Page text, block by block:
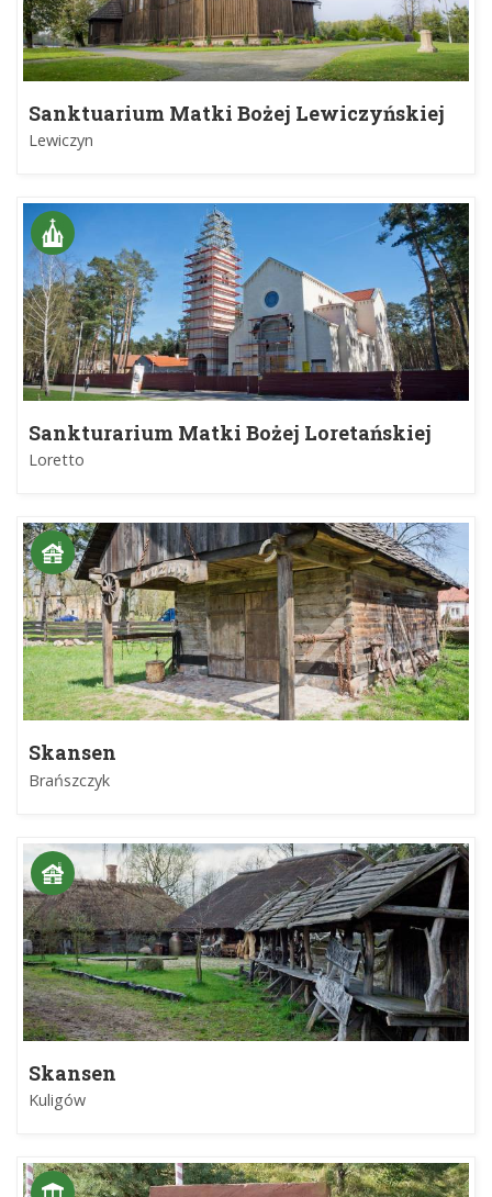
Sanktuarium Matki Bożej Lewiczyńskiej
Lewiczyn
Sankturarium Matki Bożej Loretańskiej
Loretto
Skansen
Brańszczyk
Skansen
Kuligów